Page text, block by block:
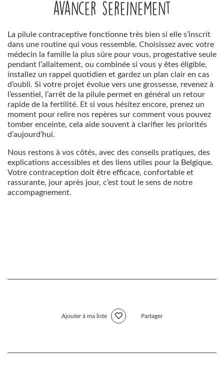
avancer sereinement
La pilule contraceptive fonctionne très bien si elle s’inscrit
dans une routine qui vous ressemble. Choisissez avec votre
médecin la famille la plus sûre pour vous, progestative seule
pendant l’allaitement, ou combinée si vous y êtes éligible,
installez un rappel quotidien et gardez un plan clair en cas
d’oubli. Si votre projet évolue vers une grossesse, revenez à
l’essentiel, l’arrêt de la pilule permet en général un retour
rapide de la fertilité. Et si vous hésitez encore, prenez un
moment pour relire nos repères sur comment vous pouvez
tomber enceinte, cela aide souvent à clarifier les priorités
d’aujourd’hui.
Nous restons à vos côtés, avec des conseils pratiques, des
explications accessibles et des liens utiles pour la Belgique.
Votre contraception doit être efficace, confortable et
rassurante, jour après jour, c’est tout le sens de notre
accompagnement.
Ajouter à ma liste Partager